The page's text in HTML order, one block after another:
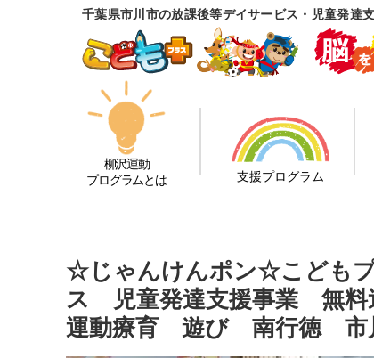
千葉県市川市の放課後等デイサービス・児童発達
柳沢運動
プログラムとは
支援プログラム
☆じゃんけんポン☆こども
ス 児童発達支援事業 無
運動療育 遊び 南行徳 市